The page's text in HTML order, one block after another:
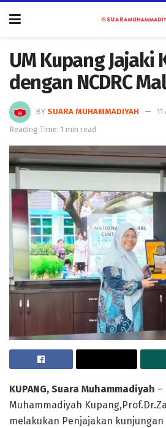
UM Kupang Jajaki
dengan NCDRC
BY SUARA MUHAMMADIYAH
Reading Time: 1 min read
KUPANG, Suara Muhammadiyah –
Muhammadiyah
melakukan Penjajakan